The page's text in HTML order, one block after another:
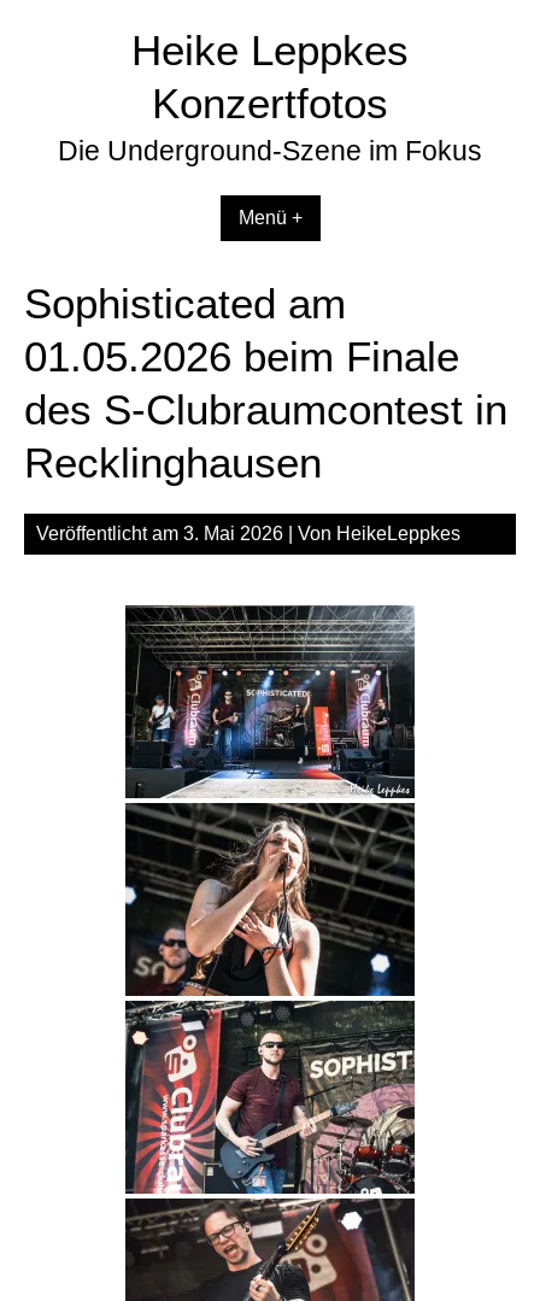
Heike Leppkes
Konzertfotos
Die Underground-Szene im Fokus
Menü +
Sophisticated am
01.05.2026 beim Finale
des S-Clubraumcontest in
Recklinghausen
Veröffentlicht am 3. Mai 2026 | Von HeikeLeppkes